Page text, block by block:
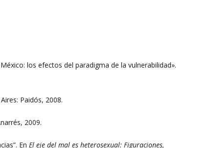
los efectos del paradigma de la vulnerabilidad».
Paidós, 2008.
2009.
EnEl eje del mal es heterosexual: Figuraciones,